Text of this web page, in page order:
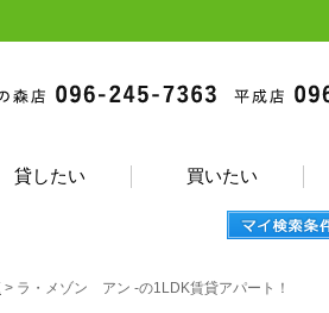
貸したい 買いたい
> ラ・メゾン アン -の1LDK賃貸アパート！